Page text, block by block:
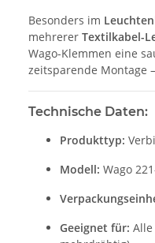
Besonders im
mehrerer Textilkabel-
Wago-Klemmen eine
zeitsparende Montage
Technische Daten:
Produkttyp:
Modell: Wago
Geeignet für: